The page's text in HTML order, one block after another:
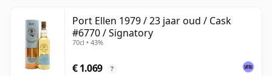
Port Ellen 1979 / 23 jaar oud / Cask
#6770 / Signatory
70cl • 43%
€ 1.069 ?